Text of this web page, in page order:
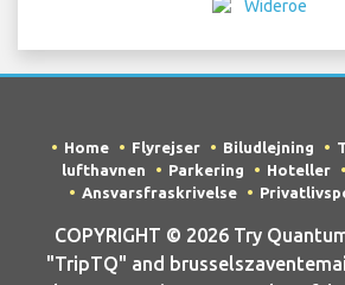
Home Flyrejser Biludlejning
lufthavnen
Parkering Hoteller
Ansvarsfraskrivelse
COPYRIGHT © 2026 Try
"TripTQ" and